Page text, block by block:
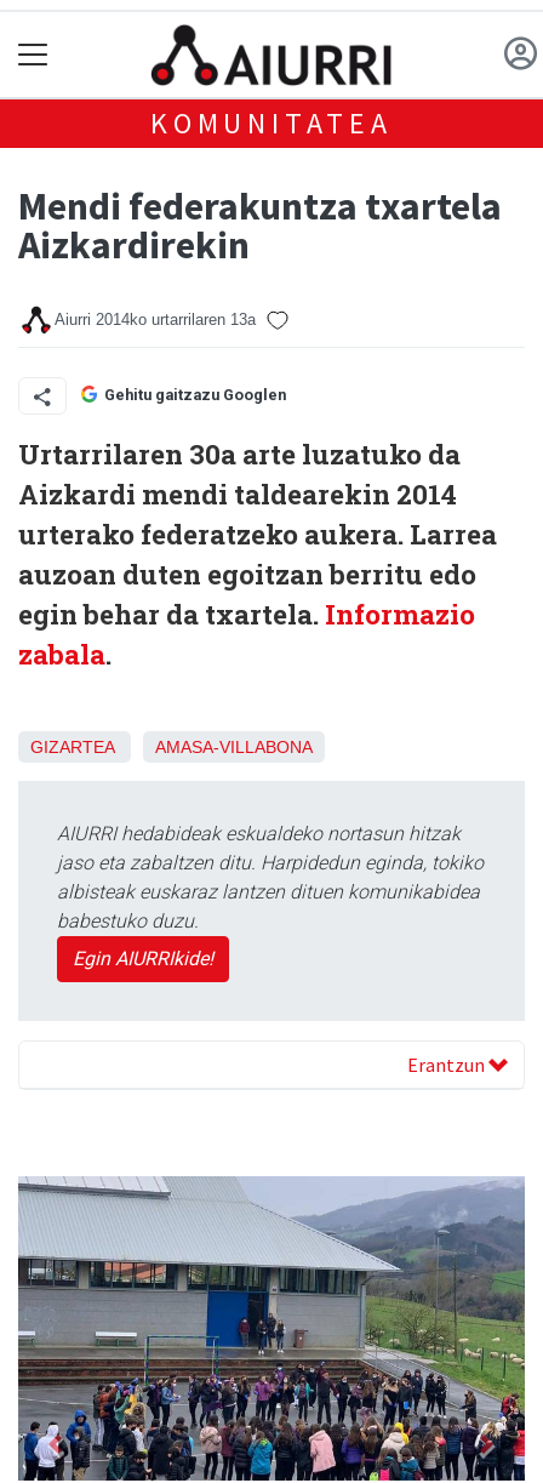
KOMUNITATEA
Mendi federakuntza txartela
Aizkardirekin
Aiurri 2014ko urtarrilaren 13a
Gehitu gaitzazu Googlen
Urtarrilaren 30a arte luzatuko da
Aizkardi mendi taldearekin 2014
urterako federatzeko aukera. Larrea
auzoan duten egoitzan berritu edo
egin behar da txartela. Informazio
zabala.
GIZARTEA AMASA-VILLABONA
AIURRI hedabideak eskualdeko nortasun hitzak
jaso eta zabaltzen ditu. Harpidedun eginda, tokiko
albisteak euskaraz lantzen dituen komunikabidea
babestuko duzu.
Egin AIURRIkide!
Erantzun
Previous Next